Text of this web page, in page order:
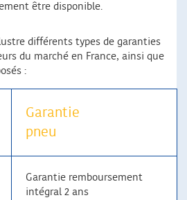
être disponible.
différents types de garanties
du marché en France, ainsi que
:
Garantie
pneu
Garantie remboursement
intégral 2 ans